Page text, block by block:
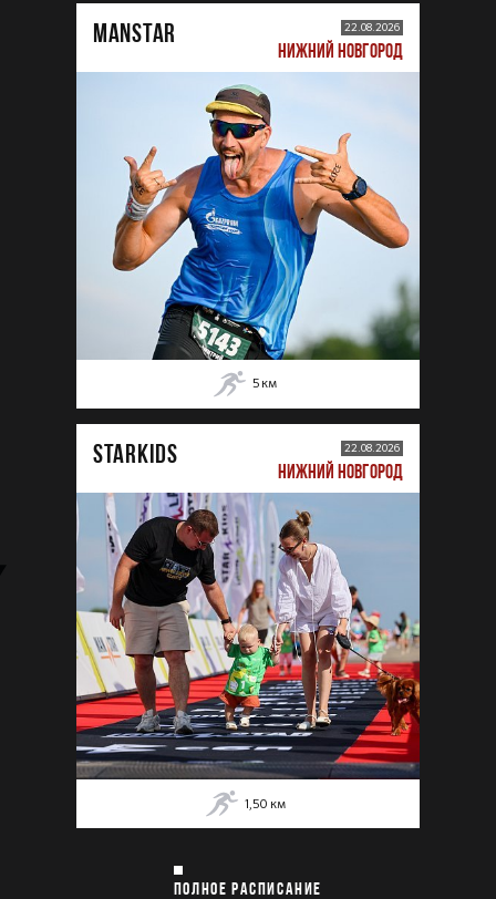
MANSTAR 22.08.2026
НИЖНИЙ НОВГОРОД
5 км
STARKIDS 22.08.2026
НИЖНИЙ НОВГОРОД
1,50 км
ПОЛНОЕ РАСПИСАНИЕ